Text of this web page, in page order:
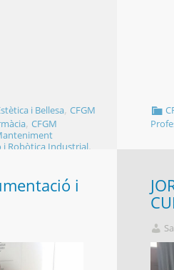
i Bellesa,CFGM
, CFGM
i Robòtica Industrial,
Mecatrònica
Perruqueria i i